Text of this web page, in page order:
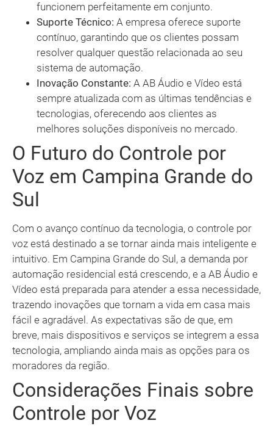
funcionem perfeitamente em conjunto.
Suporte Técnico: A empresa oferece suporte
contínuo, garantindo que os clientes possam
resolver qualquer questão relacionada ao seu
sistema de automação.
Inovação Constante: A AB Áudio e Vídeo está
sempre atualizada com as últimas tendências e
tecnologias, oferecendo aos clientes as
melhores soluções disponíveis no mercado.
O Futuro do Controle por
Voz em Campina Grande do
Sul
Com o avanço contínuo da tecnologia, o controle por
voz está destinado a se tornar ainda mais inteligente e
intuitivo. Em Campina Grande do Sul, a demanda por
automação residencial está crescendo, e a AB Áudio e
Vídeo está preparada para atender a essa necessidade,
trazendo inovações que tornam a vida em casa mais
fácil e agradável. As expectativas são de que, em
breve, mais dispositivos e serviços se integrem a essa
tecnologia, ampliando ainda mais as opções para os
moradores da região.
Considerações Finais sobre
Controle por Voz